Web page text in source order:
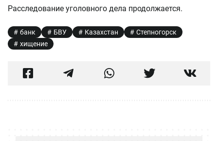
Расследование уголовного дела продолжается.
банк БВУ Казахстан
Степногорск
хищение